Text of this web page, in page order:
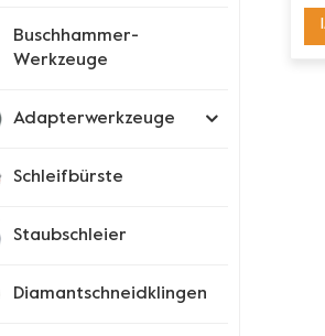
Buschhammer-
Werkzeuge
Adapterwerkzeuge
Schleifbürste
Staubschleier
Diamantschneidklingen